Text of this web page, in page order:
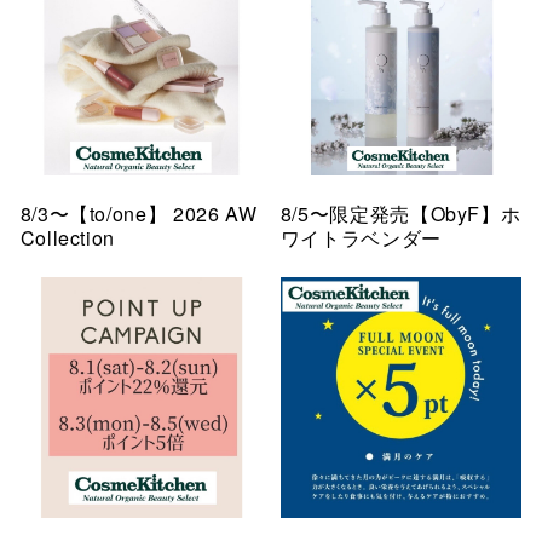
8/3〜【to/one】 2026 AW
Collection
8/5〜限定発売【ObyF】ホ
ワイトラベンダー